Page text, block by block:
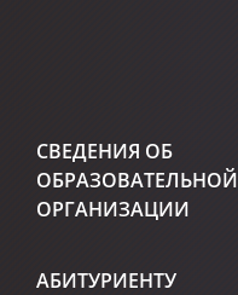
СВЕДЕНИЯ ОБ
ОБРАЗОВАТЕЛЬНОЙ
ОРГАНИЗАЦИИ
АБИТУРИЕНТУ